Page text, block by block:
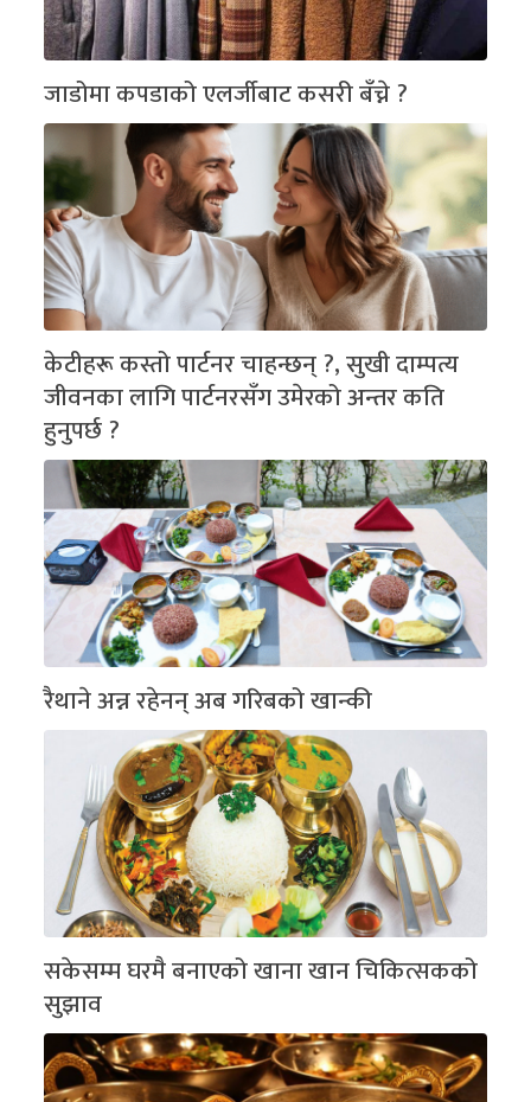
जाडोमा कपडाको एलर्जीबाट कसरी बँच्ने ?
केटीहरू कस्तो पार्टनर चाहन्छन् ?, सुखी दाम्पत्य
जीवनका लागि पार्टनरसँग उमेरको अन्तर कति
हुनुपर्छ ?
रैथाने अन्न रहेनन् अब गरिबको खान्की
सकेसम्म घरमै बनाएको खाना खान चिकित्सकको
सुझाव